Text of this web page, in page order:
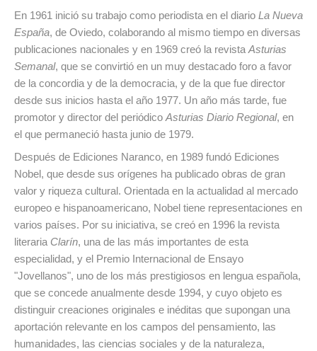
En 1961 inició su trabajo como periodista en el diario La Nueva
España, de Oviedo, colaborando al mismo tiempo en diversas
publicaciones nacionales y en 1969 creó la revista Asturias
Semanal, que se convirtió en un muy destacado foro a favor
de la concordia y de la democracia, y de la que fue director
desde sus inicios hasta el año 1977. Un año más tarde, fue
promotor y director del periódico Asturias Diario Regional, en
el que permaneció hasta junio de 1979.
Después de Ediciones Naranco, en 1989 fundó Ediciones
Nobel, que desde sus orígenes ha publicado obras de gran
valor y riqueza cultural. Orientada en la actualidad al mercado
europeo e hispanoamericano, Nobel tiene representaciones en
varios países. Por su iniciativa, se creó en 1996 la revista
literaria Clarín, una de las más importantes de esta
especialidad, y el Premio Internacional de Ensayo
"Jovellanos", uno de los más prestigiosos en lengua española,
que se concede anualmente desde 1994, y cuyo objeto es
distinguir creaciones originales e inéditas que supongan una
aportación relevante en los campos del pensamiento, las
humanidades, las ciencias sociales y de la naturaleza,